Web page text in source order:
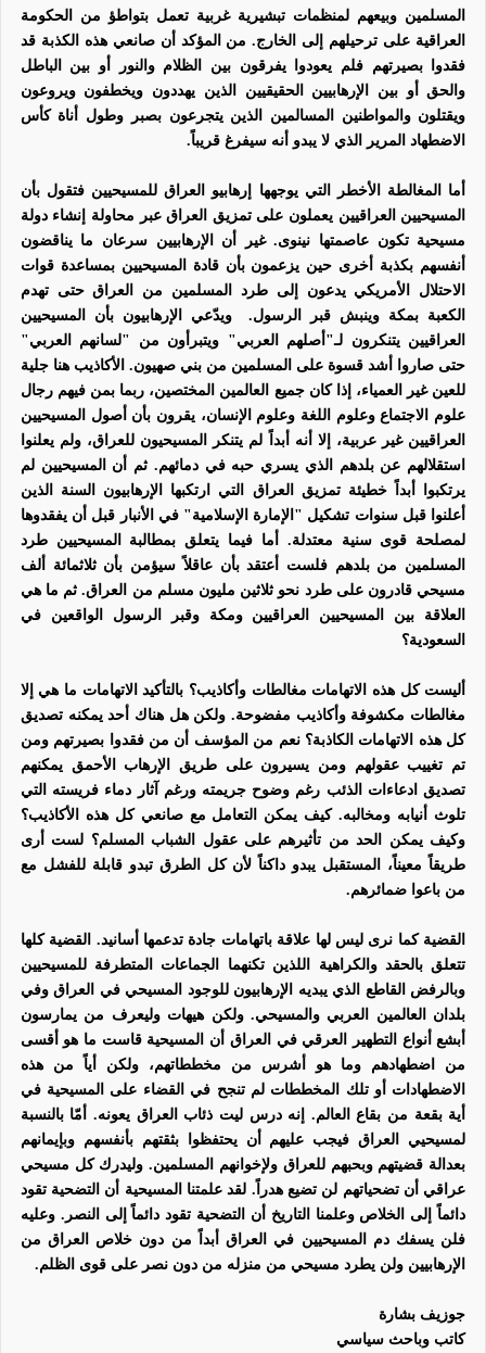
المسلمين وبيعهم لمنظمات تبشيرية غربية تعمل بتواطؤ من الحكومة
العراقية على ترحيلهم إلى الخارج. من المؤكد أن صانعي هذه الكذبة قد
فقدوا بصيرتهم فلم يعودوا يفرقون بين الظلام والنور أو بين الباطل
والحق أو بين الإرهابيين الحقيقيين الذين يهددون ويخطفون ويروعون
ويقتلون والمواطنين المسالمين الذين يتجرعون بصبر وطول أناة كأس
الاضطهاد المرير الذي لا يبدو أنه سيفرغ قريباً.
أما المغالطة الأخطر التي يوجهها إرهابيو العراق للمسيحيين فتقول بأن
المسيحيين العراقيين يعملون على تمزيق العراق عبر محاولة إنشاء دولة
مسيحية تكون عاصمتها نينوى. غير أن الإرهابيين سرعان ما يناقضون
أنفسهم بكذبة أخرى حين يزعمون بأن قادة المسيحيين بمساعدة قوات
الاحتلال الأمريكي يدعون إلى طرد المسلمين من العراق حتى تهدم
الكعبة بمكة وينبش قبر الرسول.
ويدّعي الإرهابيون بأن المسيحيين
العراقيين يتنكرون لـ"أصلهم العربي" ويتبرأون من "لسانهم العربي"
حتى صاروا أشد قسوة على المسلمين من بني صهيون. الأكاذيب هنا جلية
للعين غير العمياء، إذا كان جميع العالمين المختصين، ربما بمن فيهم رجال
علوم الاجتماع وعلوم اللغة وعلوم الإنسان، يقرون بأن أصول المسيحيين
العراقيين غير عربية، إلا أنه أبداً لم يتنكر المسيحيون للعراق، ولم يعلنوا
استقلالهم عن بلدهم الذي يسري حبه في دمائهم. ثم أن المسيحيين لم
يرتكبوا أبداً خطيئة تمزيق العراق التي ارتكبها الإرهابيون السنة الذين
أعلنوا قبل سنوات تشكيل "الإمارة الإسلامية" في الأنبار قبل أن يفقدوها
لمصلحة قوى سنية معتدلة. أما فيما يتعلق بمطالبة المسيحيين طرد
المسلمين من بلدهم فلست أعتقد بأن عاقلاً سيؤمن بأن ثلاثمائة ألف
مسيحي قادرون على طرد نحو ثلاثين مليون مسلم من العراق. ثم ما هي
العلاقة بين المسيحيين العراقيين ومكة وقبر الرسول الواقعين في
السعودية؟
أليست كل هذه الاتهامات مغالطات وأكاذيب؟ بالتأكيد الاتهامات ما هي إلا
مغالطات مكشوفة وأكاذيب مفضوحة. ولكن هل هناك أحد يمكنه تصديق
كل هذه الاتهامات الكاذبة؟ نعم من المؤسف أن من فقدوا بصيرتهم ومن
تم تغييب عقولهم ومن يسيرون على طريق الإرهاب الأحمق يمكنهم
تصديق ادعاءات الذئب رغم وضوح جريمته ورغم آثار دماء فريسته التي
تلوث أنيابه ومخالبه. كيف يمكن التعامل مع صانعي كل هذه الأكاذيب؟
وكيف يمكن الحد من تأثيرهم على عقول الشباب المسلم؟ لست أرى
طريقاً معيناً، المستقبل يبدو داكناً لأن كل الطرق تبدو قابلة للفشل مع
من باعوا ضمائرهم.
القضية كما نرى ليس لها علاقة باتهامات جادة تدعمها أسانيد. القضية كلها
تتعلق بالحقد والكراهية اللذين تكنهما الجماعات المتطرفة للمسيحيين
وبالرفض القاطع الذي يبديه الإرهابيون للوجود المسيحي في العراق وفي
بلدان العالمين العربي والمسيحي. ولكن هيهات وليعرف من يمارسون
أبشع أنواع التطهير العرقي في العراق أن المسيحية قاست ما هو أقسى
من اضطهادهم وما هو أشرس من مخططاتهم، ولكن أياً من هذه
الاضطهادات أو تلك المخططات لم تنجح في القضاء على المسيحية في
أية بقعة من بقاع العالم. إنه درس ليت ذئاب العراق يعونه. أمّا بالنسبة
لمسيحيي العراق فيجب عليهم أن يحتفظوا بثقتهم بأنفسهم وبإيمانهم
بعدالة قضيتهم وبحبهم للعراق ولإخوانهم المسلمين. وليدرك كل مسيحي
عراقي أن تضحياتهم لن تضيع هدراً. لقد علمتنا المسيحية أن التضحية تقود
دائماً إلى الخلاص وعلمنا التاريخ أن التضحية تقود دائماً إلى النصر. وعليه
فلن يسفك دم المسيحيين في العراق أبداً من دون خلاص العراق من
الإرهابيين ولن يطرد مسيحي من منزله من دون نصر على قوى الظلم.
جوزيف بشارة
كاتب وباحث سياسي